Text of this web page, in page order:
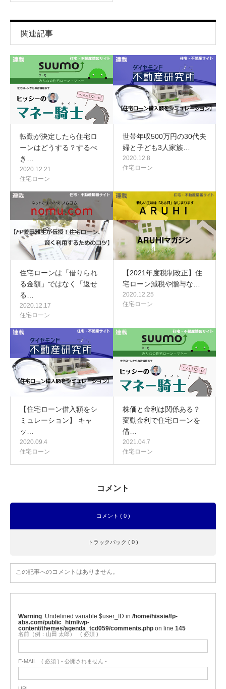
関連記事
転勤が決定したら住宅ロ
ーンはどうする？するべ
き…
2020.12.21
住宅ローン
世帯年収500万円の30代夫
婦と子ども3人家族…
2020.12.8
住宅ローン
住宅ローンは「借りられ
る金額」ではなく「返せ
る…
2020.12.17
住宅ローン
【2021年度税制改正】住
宅ローン減税や贈与な…
2020.12.25
住宅ローン
【住宅ローン借入額をシ
ミュレーション】 キャ
ッ…
2020.09.4
住宅ローン
株価と金利は関係ある？
変動金利で住宅ローンを
借…
2021.04.7
住宅ローン
コメント
コメント ( 0 )
トラックバック ( 0 )
この記事へのコメントはありません。
Warning : Undefined variable $user_ID in /home/hissie/fp-
abs.com/public_html/wp-
content/themes/agenda_tcd059/comments.php on line 145
名前（例：山田 太郎） ( 必須 )
E-MAIL ( 必須 ) - 公開されません -